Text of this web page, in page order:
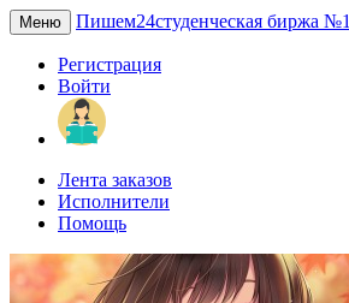
Меню Пишем24студенческая биржа №1
Регистрация
Войти
Лента заказов
Исполнители
Помощь